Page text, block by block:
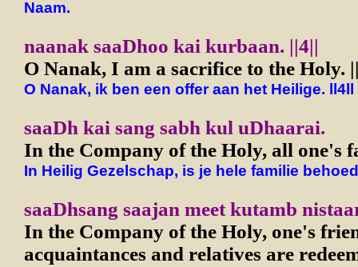
Naam.
naanak saaDhoo kai kurbaan. ||4||
O Nanak, I am a sacrifice to the Holy.
O Nanak, ik ben een offer aan het Heilige. ll4ll
saaDh kai sang sabh kul uDhaarai.
In the Company of the Holy, all one's
In Heilig Gezelschap, is je hele familie
saaDhsang saajan meet kutamb
In the Company of the Holy, one's
acquaintances and relatives are